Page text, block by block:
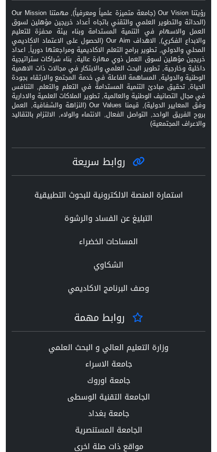
رؤيتنا Our Vision (جامعة متميزة علمياً ومعرفياً), مهمتنا Our Mission
(الحداثة والتطوير العلمي والتقني باتجاه أعداد خريجين مؤهلين لسوق
العمل والاسهام في التنمية المستدامة وبناء بيئة محفزة للتعليم
والابداع الفكري), الاهداف Our Aim (الحصول على الاعتماد الاكاديمي
المحلي والدولي, تطوير برامج التعلم الاكاديمية ومراجعتها دورياً, اعداد
خريجين مؤهلين لسوق العمل ذوي مهارة عالية, بناء شراكات ستراتيجية
داخلية وخارجية, تطوير البحث العلمي والابتكار في مجالات ذات الاهمية
الوطنية والدولية, المساهمة الفاعلة في خدمة المجتمع والارتقاء بجودة
الحياة, تحقيق مبادئ التنمية المستدامة في التعلم والتعلم, التنافس
في مجال التصانيف الوطنية والعالمية, تطوير الملاكات العلمية والادارية
وفق المعايير الدولية), قيمنا Our Values (النزاهة والشفافية, العمل
بروح الفريق الواحد, التواصل الفعال, الانتماء والولاء, الالتزام بالتقاليد
والاعراف المجتمعية)
روابط سريعة
استمارة المنصة الالكترونية للبحوث التطبيقية
التبليغ عن الفساد والرشوة
المساحات الخضراء
الشكاوي
وصف البرنامج الاكاديمي
روابط مهمة
وزارة التعليم العالي و البحث العلمي
جامعة الاسراء
جامعة اوروك
الجامعة التقنية الوسطى
جامعة بغداد
الجامعة المستنصرية
مواقع ذات صلة اخرى